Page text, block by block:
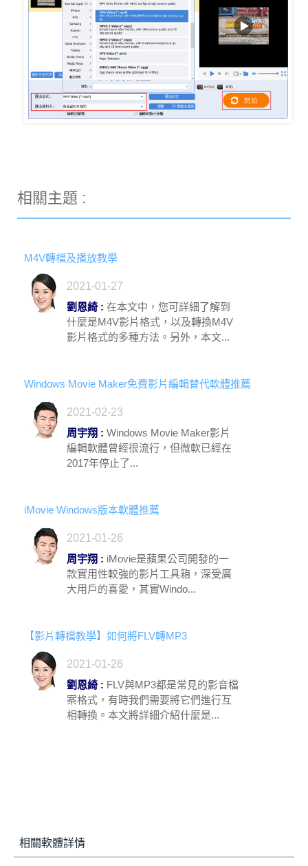
相關主題 :
M4V轉檔及播放教學
2021-01-27
劉恩綺 : 在本文中，您可詳細了解到
什麼是M4V影片格式，以及轉換M4V
影片格式的多種方法。另外，本文...
Windows Movie Maker免費影片編輯替代軟體推薦
2021-02-23
周宇翔 : Windows Movie Maker影片
編輯軟體曾經很流行，但微軟已經在
2017年停止了...
iMovie Windows版本軟體推薦
2021-01-26
周宇翔 : iMovie是蘋果公司開發的一
款實用性較強的影片工具箱，深受廣
大用戶的喜愛，其實Windo...
【影片轉檔教學】如何將FLV轉MP3
2021-01-26
劉恩綺 : FLV與MP3都是常見的影音檔
案格式，有時我們需要將它們進行互
相轉換。本文將詳細介紹什麼是...
相關軟體詳情